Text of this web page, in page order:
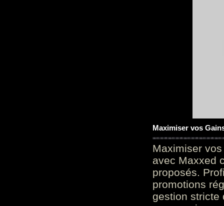
Maximiser vos
Maximiser
avec Maxxed
proposés.
promotions
gestion stricte